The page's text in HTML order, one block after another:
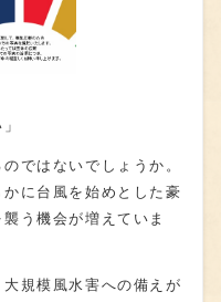
ではないでしょうか。
に台風を始めとした豪
う機会が増えていま
規模風水害への備えが